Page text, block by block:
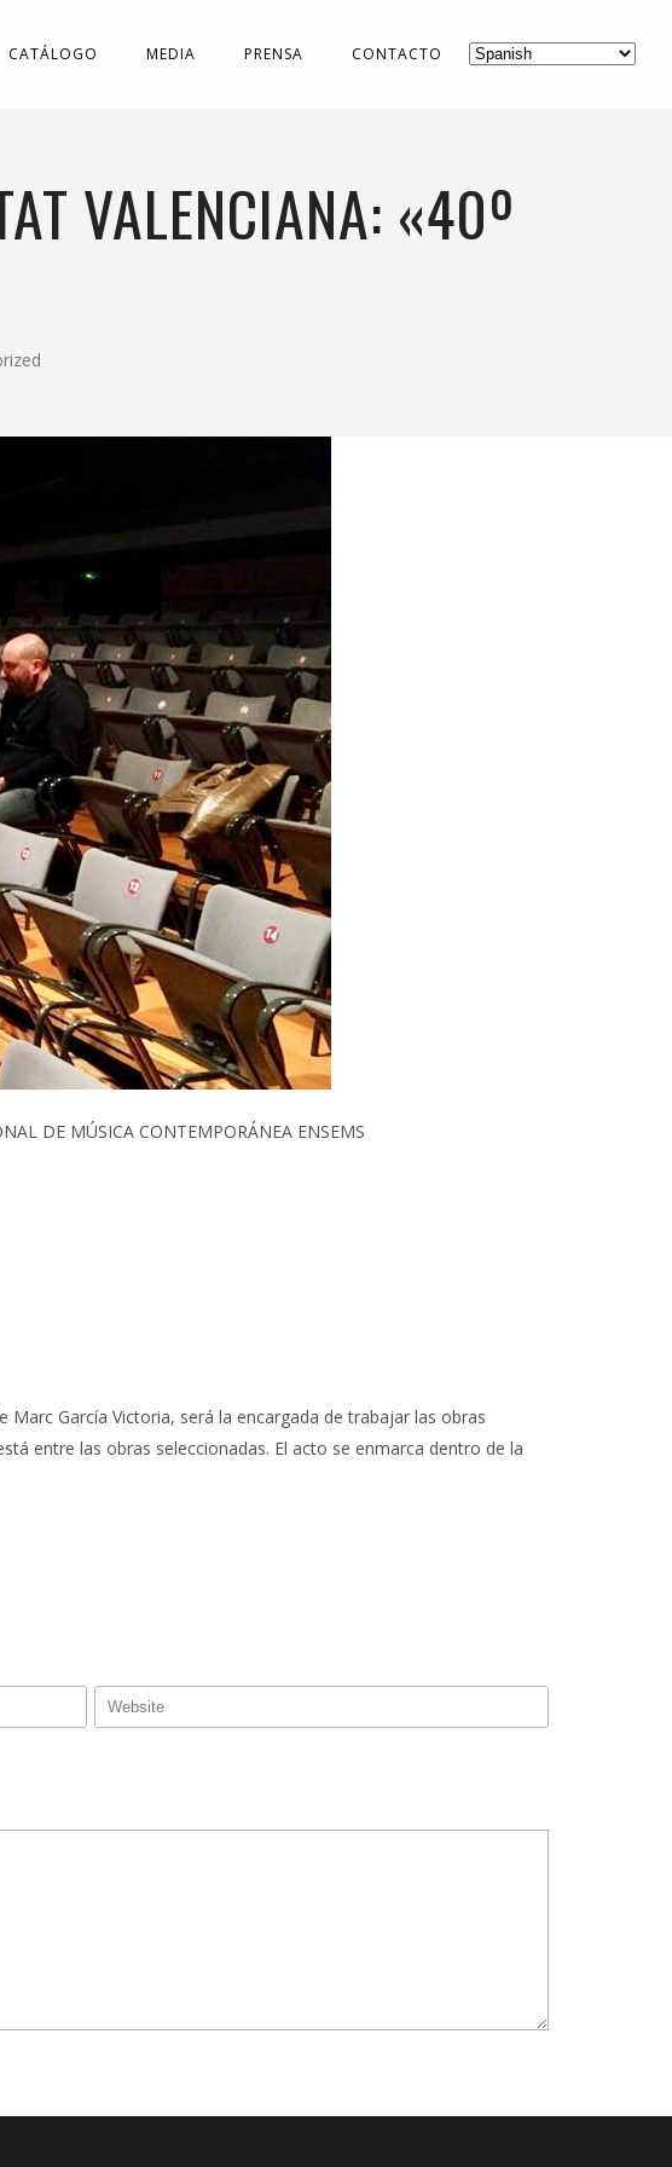
CATÁLOGO MEDIA PRENSA CONTACTO
VALENCIANA: «40º
DE MÚSICA CONTEMPORÁNEA ENSEMS
García Victoria, será la encargada de trabajar las obras
entre las obras seleccionadas. El acto se enmarca dentro de la